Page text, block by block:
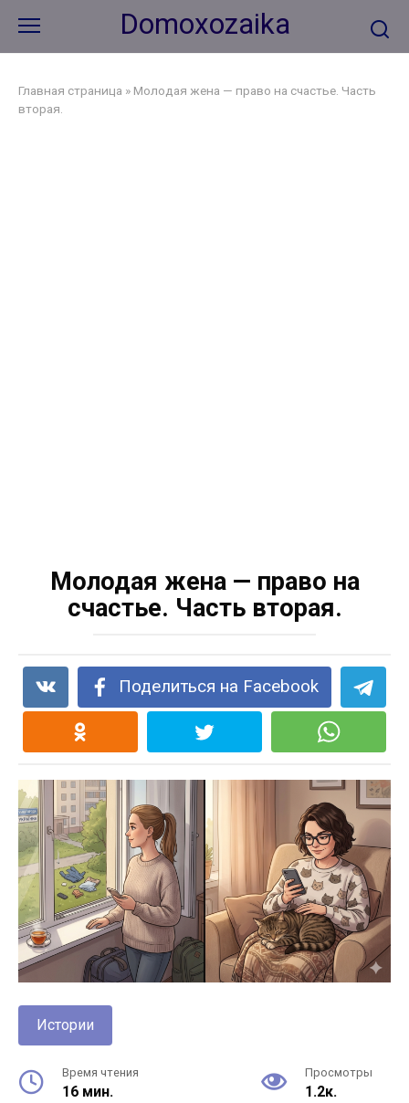
контенту
Domoxozaika
Главная страница » Молодая жена — право на счастье. Часть
вторая.
Молодая жена — право на
счастье. Часть вторая.
Поделиться на Facebook
Истории
Время чтения
16 мин.
Просмотры
1.2к.